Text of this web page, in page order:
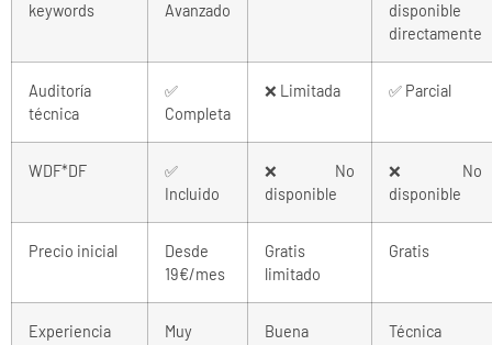
keywords
Avanzado
disponible
directamente
Auditoría
técnica
✅
Completa
❌ Limitada ✅ Parcial
WDF*DF
✅
Incluido
❌ No
disponible
❌ No
disponible
Precio inicial
Desde
19€/mes
Gratis
limitado
Gratis
Experiencia
Muy
Buena Técnica